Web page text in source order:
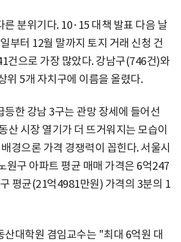
른 분위기다. 10·15 대책 발표 다음 날
부터 12월 말까지 토지 거래 신청 건
건으로 가장 많았다. 강남구(746건)와
위 5개 자치구에 이름을 올렸다.
등한 강남 3구는 관망 장세에 들어선
산 시장 열기가 더 뜨거워지는 모습이
경으론 가격 경쟁력이 꼽힌다. 서울시
원구 아파트 평균 매매 가격은 6억247
평균(21억4981만원) 가격의 3분의 1
산대학원 겸임교수는 "최대 6억원 대